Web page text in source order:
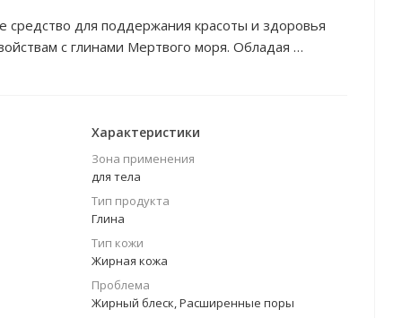
средство для поддержания красоты и здоровья
с глинами Мертвого моря. Обладая
способностью, белая глина абсорбирует
и возвращения здорового цвета лица
Характеристики
Зона применения
для тела
Тип продукта
Глина
Тип кожи
Жирная кожа
Проблема
Жирный блеск, Расширенные поры